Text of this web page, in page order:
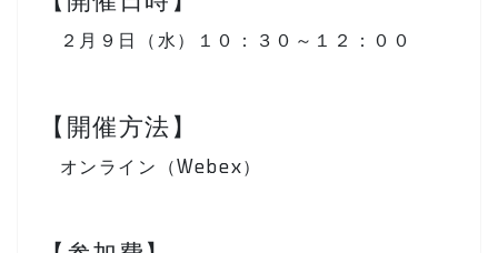
２月９日（水）１０：３０～１２：００
【開催方法】
オンライン（Webex）